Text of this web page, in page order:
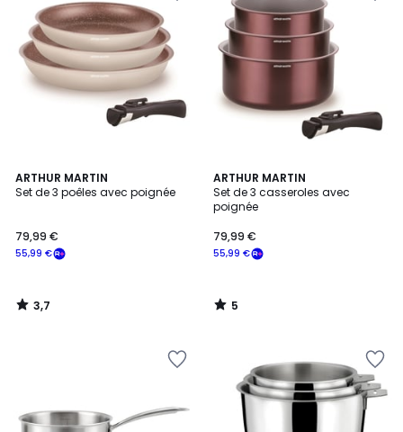
ARTHUR MARTIN
Set de 3 poêles avec poignée
55,99 €
79,99 €
3,7
/ 5
3,7
/
ARTHUR MARTIN
Set de 3 casseroles avec
poignée
55,99 €
79,99 €
5
/
5
5
/